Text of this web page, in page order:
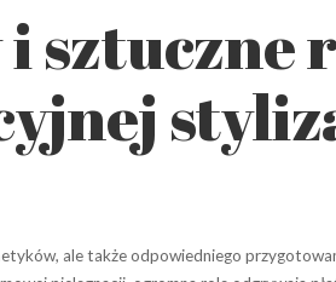
sztuczne
ale także odpowiedniego